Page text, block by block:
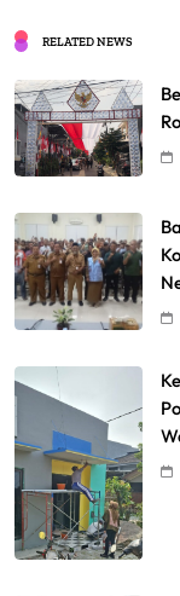
RELATED NEWS